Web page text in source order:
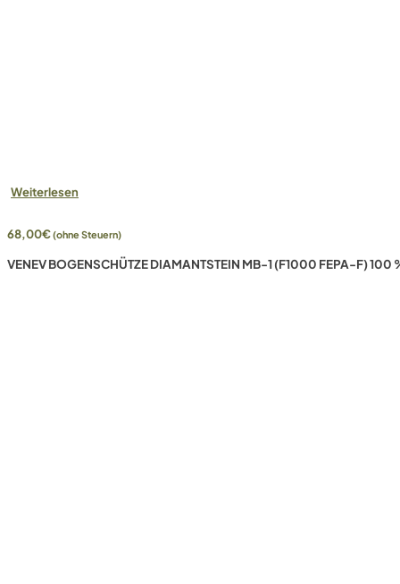
Weiterlesen
68,00€(ohne Steuern)
VENEV BOGENSCHÜTZE DIAMANTSTEIN MB-1 (F1000 FEPA-F) 100